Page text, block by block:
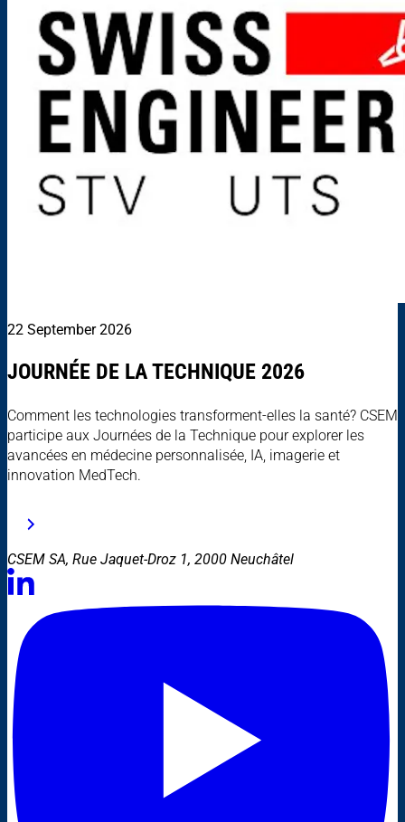
22 September 2026
JOURNÉE DE LA TECHNIQUE 2026
Comment les technologies transforment-elles la santé? CSEM
participe aux Journées de la Technique pour explorer les
avancées en médecine personnalisée, IA, imagerie et
innovation MedTech.
CSEM SA, Rue Jaquet-Droz 1, 2000 Neuchâtel